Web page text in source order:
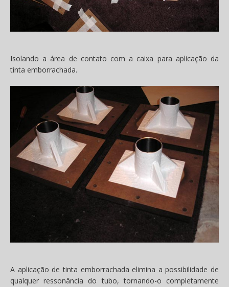
Isolando a área de contato com a caixa para aplicação da
tinta emborrachada.
A aplicação de tinta emborrachada elimina a possibilidade de
qualquer ressonância do tubo, tornando-o completamente